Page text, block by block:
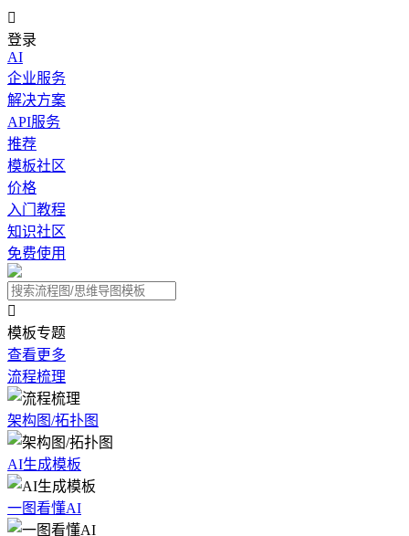

登录
AI
企业服务
解决方案
API服务
推荐
模板社区
价格
入门教程
知识社区
免费使用

模板专题
查看更多
流程梳理
架构图/拓扑图
AI生成模板
一图看懂AI